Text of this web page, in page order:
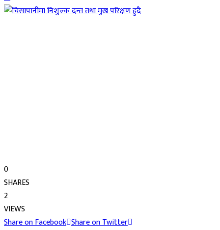
0
SHARES
2
VIEWS
Share on Facebook Share on Twitter